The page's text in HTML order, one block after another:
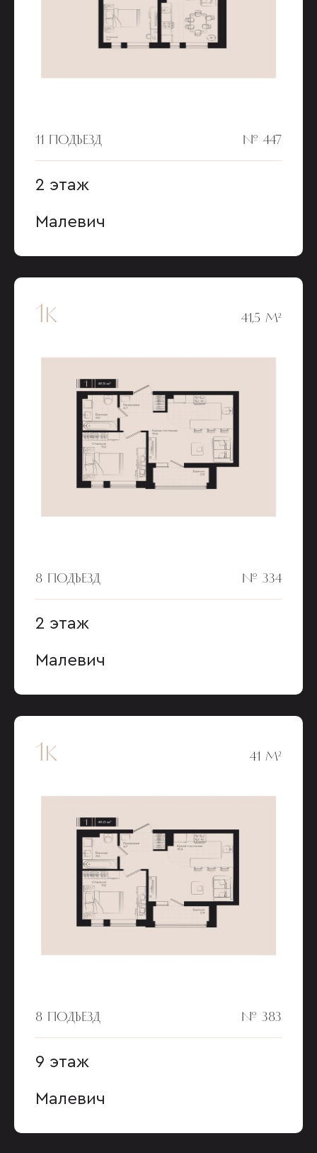
11 ПОДЪЕЗД № 447
2 этаж
Малевич
1к 41,5 М²
8 ПОДЪЕЗД № 334
2 этаж
Малевич
1к 41 М²
8 ПОДЪЕЗД № 383
9 этаж
Малевич